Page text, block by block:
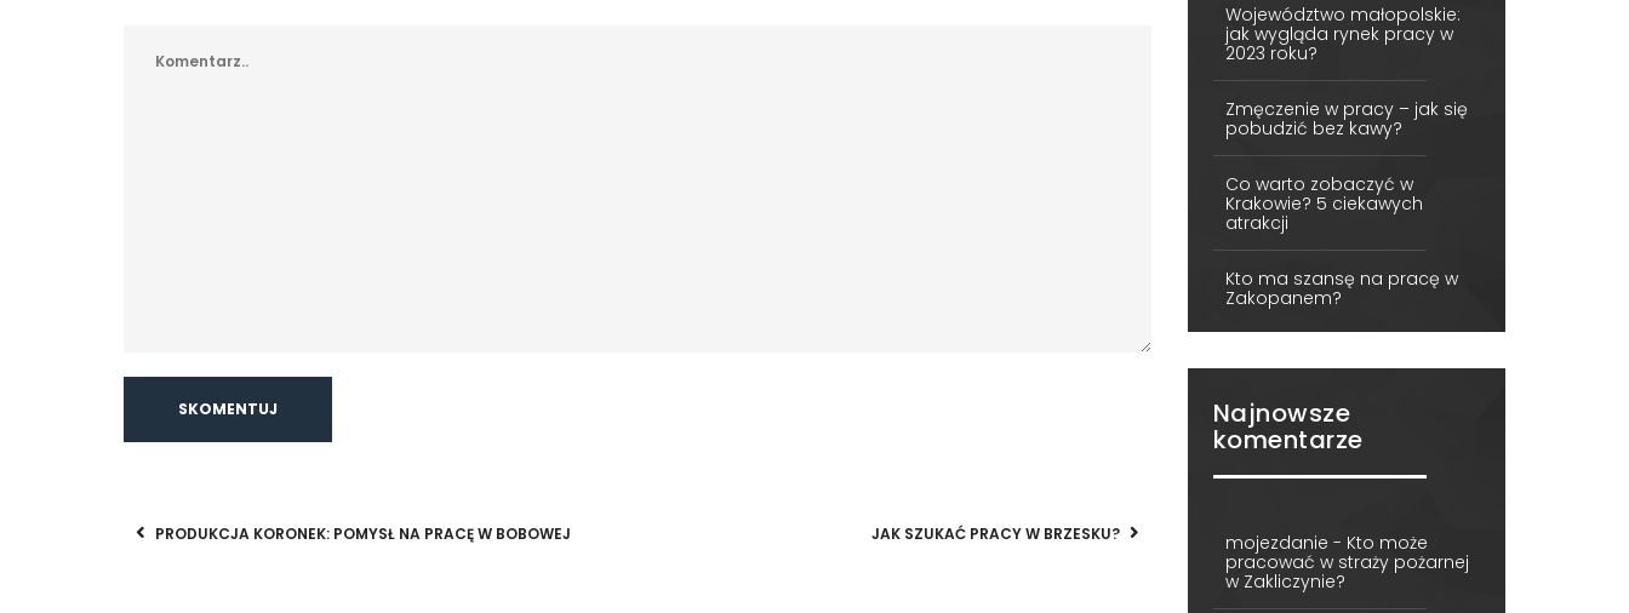
PRODUKCJA KORONEK: POMYSŁ NA PRACĘ W BOBOWEJ JAK SZUKAĆ PRACY W BRZESKU?
Województwo małopolskie:
jak wygląda rynek pracy w
2023 roku?
Zmęczenie w pracy – jak się
pobudzić bez kawy?
Co warto zobaczyć w
Krakowie? 5 ciekawych
atrakcji
Kto ma szansę na pracę w
Zakopanem?
Najnowsze
komentarze
mojezdanie - Kto może
pracować w straży pożarnej
w Zakliczynie?